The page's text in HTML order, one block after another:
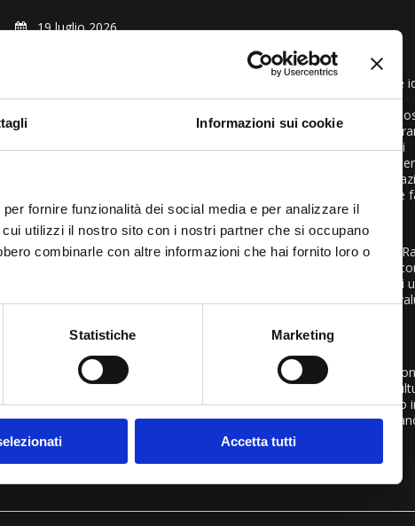
Informazioni sui cookie
fornire funzionalità dei social media e per analizzare il
utilizzi il nostro sito con i nostri partner che si occupano
combinarle con altre informazioni che hai fornito loro o
Statistiche Marketing
Accetta tutti
19 luglio 2026
Tarvisio protagonista con il progetto “Radici”, il contenitore culturale
rivalutare il patrimonio naturale, artistico e storico della Valcanale.
Siamo veramente orgogliosi di presentare un programma ricco di
eventi e conferenze che avranno come filo logico il racconto della
materiale e immateriale di questa comunità. Un progetto culturale di
spessore, coordinato dal direttore artistico Alberto Busettini, che
l’estate tarvisiana, integrandosi alla perfezione con le altre
tutto da esplorare, adatto a famiglie e con eventi riservati anche alle
Renzo Zanette,
Sindaco di Tarvisio
Guardare al passato per capire meglio il nostro presente e il futuro.
Comune di Tarvisio, è un appuntamento estivo nel Tarvisiano per
territorio, un momento dedicato ai turisti per andare alla scoperta di
triplice confine e allo stesso un’occasione dedicata ai cittadini per
Alberto Busettini,Direttore Artistico
Radici è un progetto del Comune di Tarvisio, con il sostegno di
Giulia, la collaborazione di Pro Loco Il Tiglio Valcanale, Kanaltaler
un’ampia rete di partner internazionali, regionali e locali che lavorano
preservare e divulgare la ricchezza culturale del territorio del
a Tarvisio, dal 19 luglio al 7 settembre 2026